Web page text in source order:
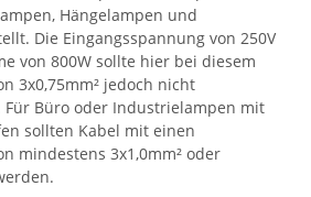
Hängelampen und
Die Eingangsspannung von 250V
von 800W sollte hier bei diesem
3x0,75mm² jedoch nicht
Büro oder Industrielampen mit
sollten Kabel mit einen
mindestens 3x1,0mm² oder